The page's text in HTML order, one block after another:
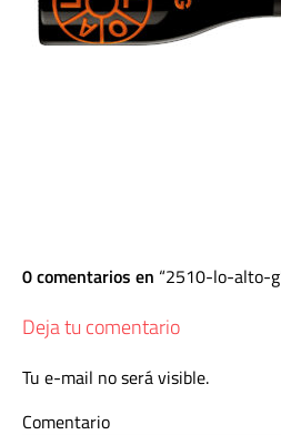
0 comentarios en 2510-lo-alto-g
Deja tu comentario
Tu e-mail no será visible.
Comentario